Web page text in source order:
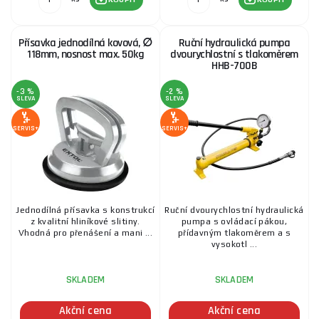
SKLADEM u dodavatele
KOUPIT 12 676 Kč
Tester tloušťky laku UNI-T UT343D
SKLADEM u dodavatele ks KOUPIT 2 244 Kč
SKLADEM u dodavatele
KOUPIT 4 840 Kč
Pedálová pneumaticko-hydraulická pumpa HHB-
Přísavka jednodílná kovová, ∅
118mm, nosnost max. 50kg
-3 %
SLEVA
SERVIS+
Jednodílná přísavka s konstrukcí
z kvalitní hliníkové slitiny.
Vhodná pro přenášení a mani ...
SKLADEM
Akční cena
Ruční hydraulická pumpa
dvourychlostní s tlakoměrem
HHB-700B
-2 %
SLEVA
SERVIS+
Ruční dvourychlostní hydraulická
pumpa s ovládací pákou,
přídavným tlakoměrem a s
vysokotl ...
SKLADEM
Akční cena